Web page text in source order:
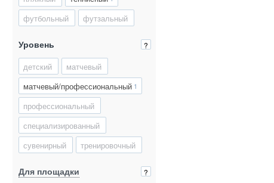
футбольный футзальный
Уровень ?
детский
матчевый
матчевый/профессиональный 1
профессиональный
специализированный
сувенирный
тренировочный
Для площадки ?